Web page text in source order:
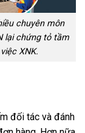
chuyên môn
lại chứng tỏ tầm
XNK.
đối tác và đánh